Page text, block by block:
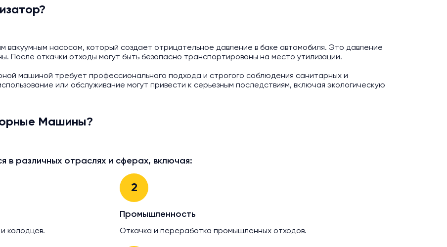
насосом, который создает отрицательное давление в баке автомобиля. Это давление
После откачки отходы могут быть безопасно транспортированы на место утилизации.
машиной требует профессионального подхода и строгого соблюдения санитарных и
или обслуживание могут привести к серьезным последствиям, включая экологическую
Машины?
в различных отраслях и сферах, включая:
колодцев.
2
Промышленность
Откачка и переработка промышленных отходов.